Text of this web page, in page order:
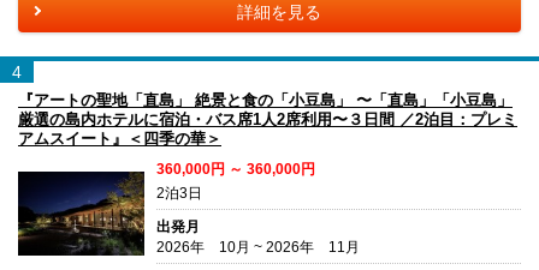
詳細を見る
4
『アートの聖地「直島」 絶景と食の「小豆島」 〜「直島」「小豆島」
厳選の島内ホテルに宿泊・バス席1人2席利用〜３日間 ／2泊目：プレミ
アムスイート』＜四季の華＞
360,000円 ～ 360,000円
2泊3日
出発月
2026年 10月 ~ 2026年 11月